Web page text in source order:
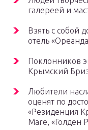
галереей и
Взять с собой
отель
Поклонников
Крымский
Любители
оценят по
«Резиденция
Mare, «Голден